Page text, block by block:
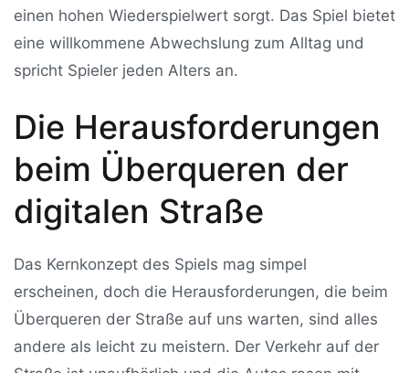
einen hohen Wiederspielwert sorgt. Das Spiel bietet
eine willkommene Abwechslung zum Alltag und
spricht Spieler jeden Alters an.
Die Herausforderungen
beim Überqueren der
digitalen Straße
Das Kernkonzept des Spiels mag simpel
erscheinen, doch die Herausforderungen, die beim
Überqueren der Straße auf uns warten, sind alles
andere als leicht zu meistern. Der Verkehr auf der